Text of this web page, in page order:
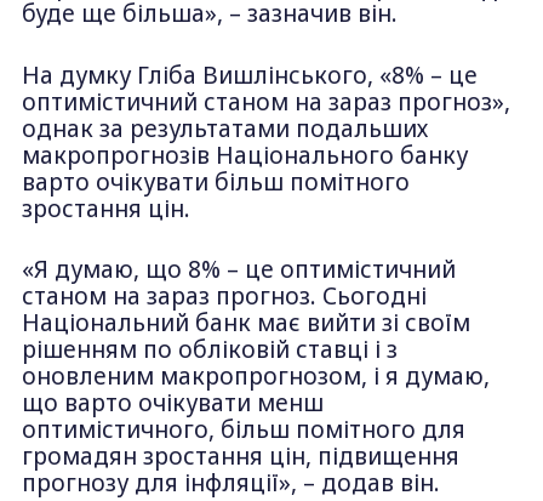
буде ще більша», – зазначив він.
На думку Гліба Вишлінського, «8% – це
оптимістичний станом на зараз прогноз»,
однак за результатами подальших
макропрогнозів Національного банку
варто очікувати більш помітного
зростання цін.
«Я думаю, що 8% – це оптимістичний
станом на зараз прогноз. Сьогодні
Національний банк має вийти зі своїм
рішенням по обліковій ставці і з
оновленим макропрогнозом, і я думаю,
що варто очікувати менш
оптимістичного, більш помітного для
громадян зростання цін, підвищення
прогнозу для інфляції», – додав він.